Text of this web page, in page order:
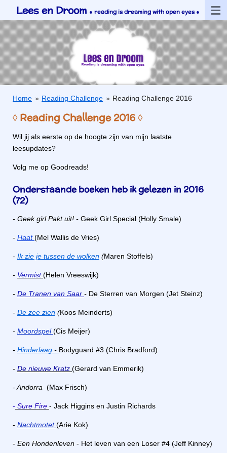
direct
naar
de
hoofdinhoud
Lees en Droom ● reading is dreaming with open eyes ●
Home » Reading Challenge » Reading Challenge 2016
◊ Reading Challenge 2016 ◊
Wil jij als eerste op de hoogte zijn van mijn laatste
leesupdates?
Volg me op Goodreads!
Onderstaande boeken heb ik gelezen in 2016
(72)
- Geek girl Pakt uit! - Geek Girl Special (Holly Smale)
- Haat (Mel Wallis de Vries)
- Ik zie je tussen de wolken (Maren Stoffels)
- Vermist(Helen Vreeswijk)
- De Tranen van Saar - De Sterren van Morgen (Jet Steinz)
- De zee zien (Koos Meinderts)
- Moordspel(Cis Meijer)
- Hinderlaag - Bodyguard #3 (Chris Bradford)
- De nieuwe Kratz (Gerard van Emmerik)
- Andorra (Max Frisch)
- Sure Fire - Jack Higgins en Justin Richards
- Nachtmotet(Arie Kok)
- Een Hondenleven - Het leven van een Loser #4 (Jeff Kinney)